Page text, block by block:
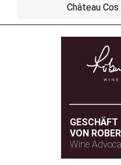
Château
VON
Wine